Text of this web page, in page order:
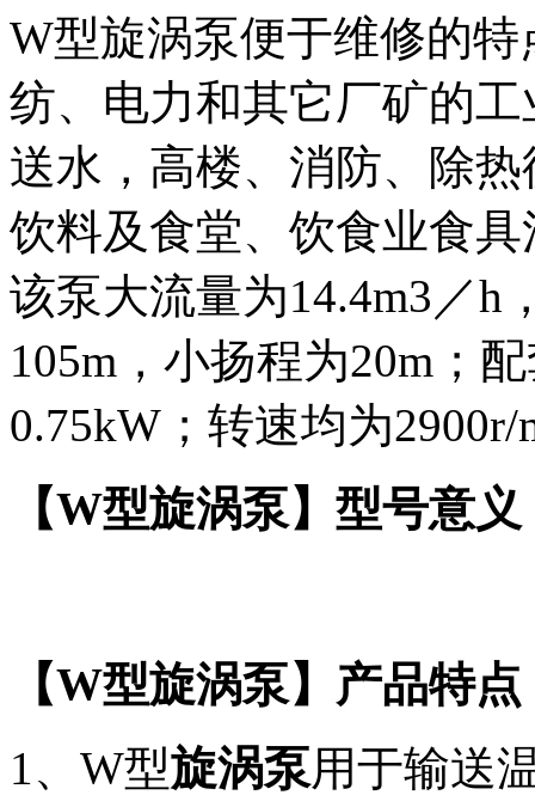
W型旋涡泵便于维修的
纺、电力和其它厂矿的
送水，高楼、消防、除
饮料及食堂、饮食业食
该泵大流量为14.4m3／h
105m，小扬程为20m；
0.75kW；转速均为2900r/
【W型旋涡泵】型号意义
【W型旋涡泵】产品特点
1、W型旋涡泵用于输送